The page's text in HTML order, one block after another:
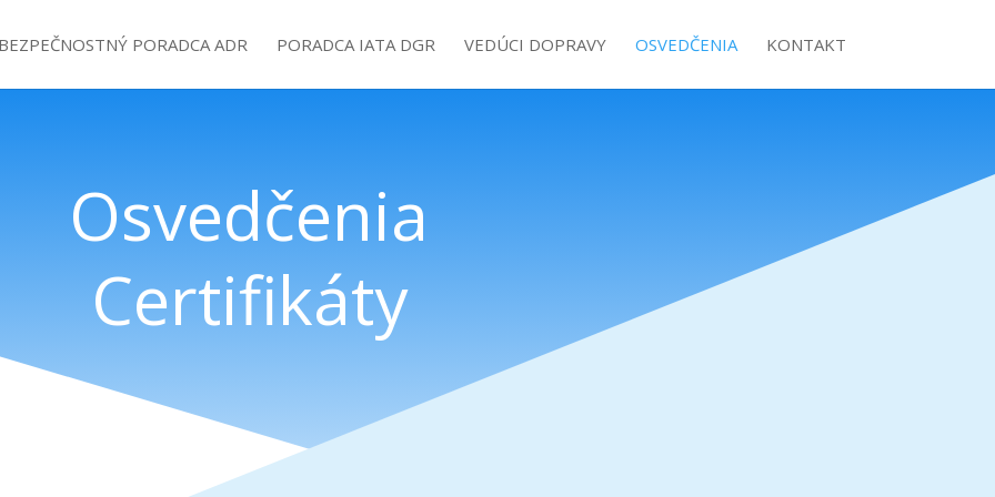
PORADCA ADR PORADCA IATA DGR VEDÚCI DOPRAVY OSVEDČENIA KONTAKT
Osvedčenia
Certifikáty